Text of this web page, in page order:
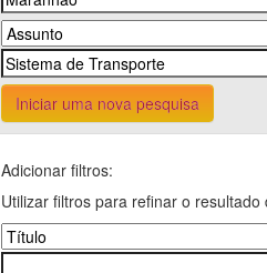
Iniciar uma nova pesquisa
Adicionar filtros:
Utilizar filtros para refinar o resultado